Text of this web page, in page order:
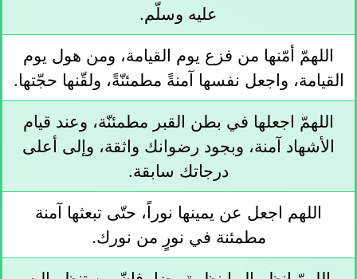
عليه وسلّم.
اللهمّ أمّنها من فزع يوم القيامة، ومن هول يوم
القيامة، واجعل نفسها آمنةً مطمئنّةً، ولقّنها حجّتها.
اللهمّ اجعلها في بطن القبر مطمئنّة، وعند قيام
الأشهاد آمنة، وبجود رضوانك واثقة، وإلى أعلى
درجاتك سابقة.
اللهم اجعل عن يمينها نوراً، حتّى تبعثها آمنة
مطمئنة في نورٍ من نورك.